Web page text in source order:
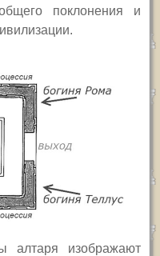
поклонения и
алтаря изображают